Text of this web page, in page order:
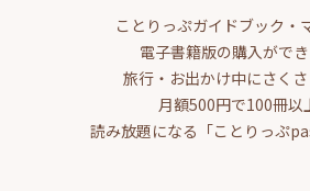
ことりっぷガイドブック・
電子書籍版の購入ができ
旅行・お出かけ中にさく
月額500円で100冊以
読み放題になる「ことりっぷ